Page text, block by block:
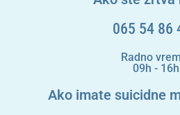
065 54 86
Radno
09h - 16h
Ako imate suicidne